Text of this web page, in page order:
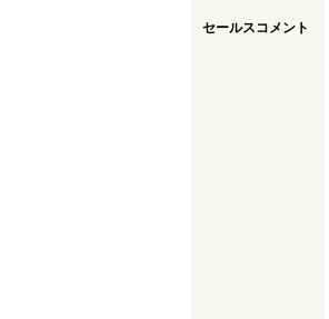
セールスコメント